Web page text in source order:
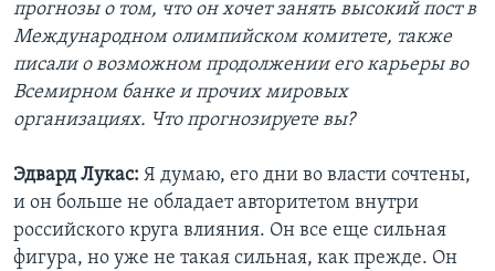
прогнозы о том, что он хочет занять высокий пост в
Международном олимпийском комитете, также
писали о возможном продолжении его карьеры во
Всемирном банке и прочих мировых
организациях. Что прогнозируете вы?
Эдвард Лукас: Я думаю, его дни во власти сочтены,
и он больше не обладает авторитетом внутри
российского круга влияния. Он все еще сильная
фигура, но уже не такая сильная, как прежде. Он